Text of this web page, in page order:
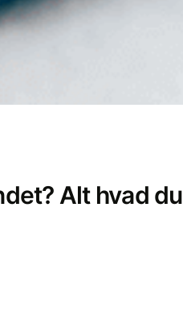
Alt hvad du